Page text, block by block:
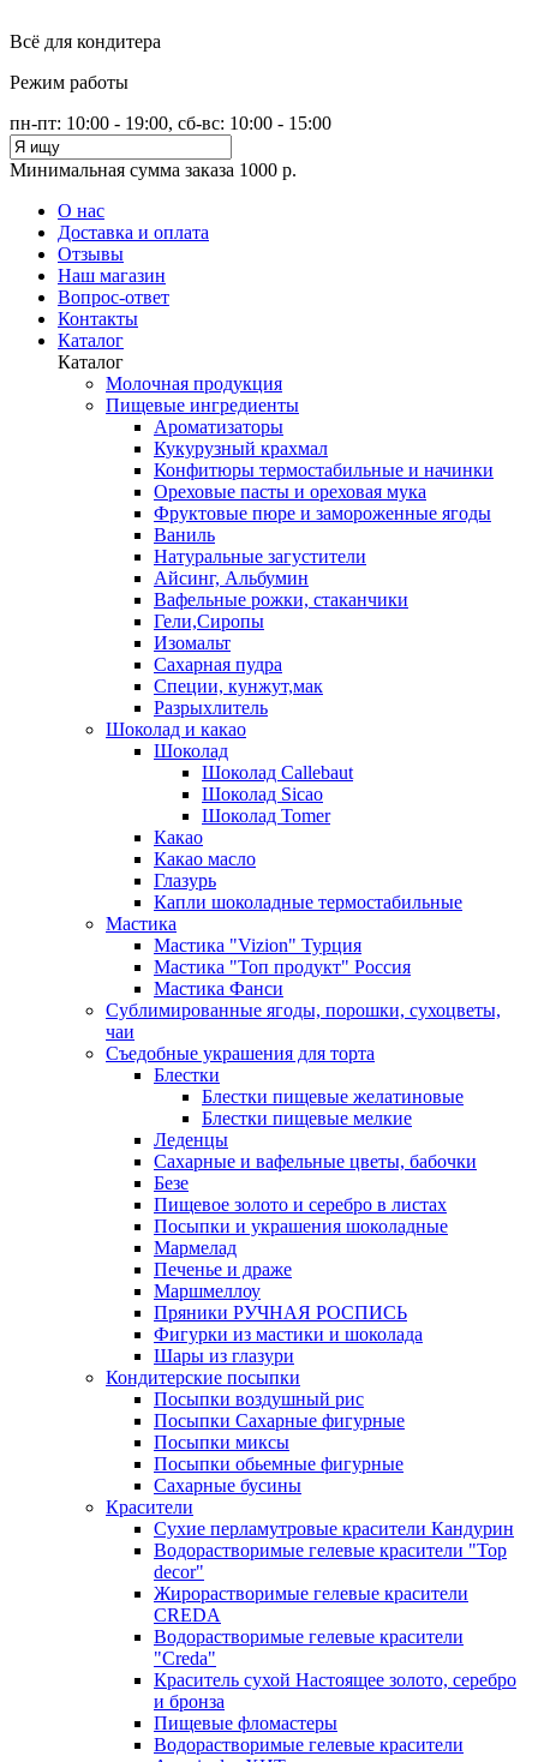
Всё для кондитера
Режим работы
пн-пт: 10:00 - 19:00, сб-вс: 10:00 - 15:00
Минимальная сумма заказа 1000 р.
О нас
Доставка и оплата
Отзывы
Наш магазин
Вопрос-ответ
Контакты
Каталог
Каталог
Молочная продукция
Пищевые ингредиенты
Ароматизаторы
Кукурузный крахмал
Конфитюры термостабильные и начинки
Ореховые пасты и ореховая мука
Фруктовые пюре и замороженные ягоды
Ваниль
Натуральные загустители
Айсинг, Альбумин
Вафельные рожки, стаканчики
Гели,Сиропы
Изомальт
Сахарная пудра
Специи, кунжут,мак
Разрыхлитель
Шоколад и какао
Шоколад
Шоколад Callebaut
Шоколад Sicao
Шоколад Tomer
Какао
Какао масло
Глазурь
Капли шоколадные термостабильные
Мастика
Мастика "Vizion" Турция
Мастика "Топ продукт" Россия
Мастика Фанси
Сублимированные ягоды, порошки, сухоцветы,
чаи
Съедобные украшения для торта
Блестки
Блестки пищевые желатиновые
Блестки пищевые мелкие
Леденцы
Сахарные и вафельные цветы, бабочки
Безе
Пищевое золото и серебро в листах
Посыпки и украшения шоколадные
Мармелад
Печенье и драже
Маршмеллоу
Пряники РУЧНАЯ РОСПИСЬ
Фигурки из мастики и шоколада
Шары из глазури
Кондитерские посыпки
Посыпки воздушный рис
Посыпки Сахарные фигурные
Посыпки миксы
Посыпки обьемные фигурные
Сахарные бусины
Красители
Сухие перламутровые красители Кандурин
Водорастворимые гелевые красители "Top
decor"
Жирорастворимые гелевые красители
CREDA
Водорастворимые гелевые красители
"Creda"
Краситель сухой Настоящее золото, серебро
и бронза
Пищевые фломастеры
Водорастворимые гелевые красители